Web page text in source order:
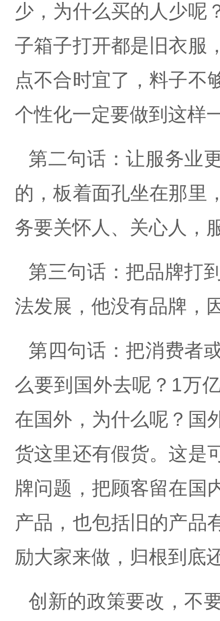
少，为什么买的人少呢
子箱子打开都是旧衣服
点不合时宜了，料子不
个性化一定要做到这样
第二句话：让服务业
的，板着面孔坐在那里
务要关怀人、关心人，
第三句话：把品牌打
法发展，他没有品牌，
第四句话：把消费者
么要到国外去呢？ 1万
在国外，为什么呢？国
货这里还有假货。这是
牌问题，把顾客留在国
产品，也包括旧的产品
励大家来做，归根到底
创新的政策要改，不